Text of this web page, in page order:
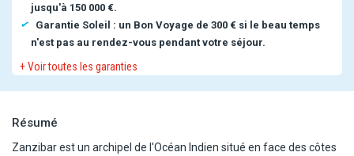
jusqu'à 150 000 €.
Garantie Soleil : un Bon Voyage de 300 € si le beau temps
n'est pas au rendez-vous pendant votre séjour.
+ Voir toutes les garanties
Résumé
Zanzibar est un archipel de l'Océan Indien situé en face des côtes